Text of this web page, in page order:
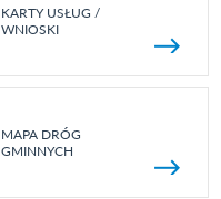
KARTY USŁUG /
WNIOSKI
MAPA DRÓG
GMINNYCH